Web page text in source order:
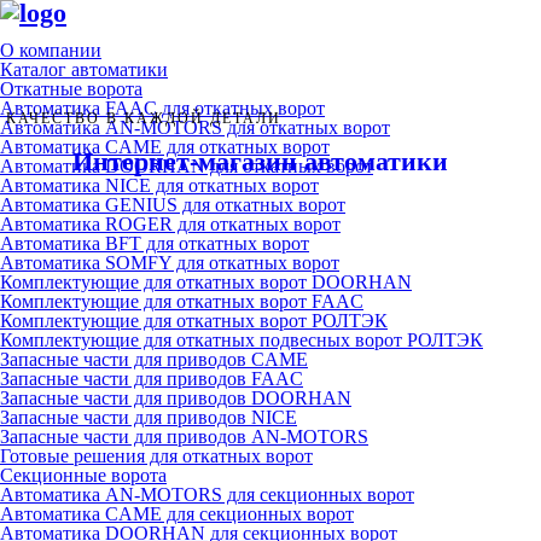
Интернет-магазин автоматики
КАЧЕСТВО В КАЖДОЙ ДЕТАЛИ
О компании
Каталог автоматики
Откатные ворота
Автоматика FAAC для откатных ворот
Автоматика AN-MOTORS для откатных ворот
Автоматика CAME для откатных ворот
Автоматика DOORHAN для откатных ворот
Автоматика NICE для откатных ворот
Автоматика GENIUS для откатных ворот
Автоматика ROGER для откатных ворот
Автоматика BFT для откатных ворот
Автоматика SOMFY для откатных ворот
Комплектующие для откатных ворот DOORHAN
Комплектующие для откатных ворот FAAC
Комплектующие для откатных ворот РОЛТЭК
Комплектующие для откатных подвесных ворот РОЛТЭК
Запасные части для приводов CAME
Запасные части для приводов FAAC
Запасные части для приводов DOORHAN
Запасные части для приводов NICE
Запасные части для приводов AN-MOTORS
Готовые решения для откатных ворот
Секционные ворота
Автоматика AN-MOTORS для секционных ворот
Автоматика CAME для секционных ворот
Автоматика DOORHAN для секционных ворот